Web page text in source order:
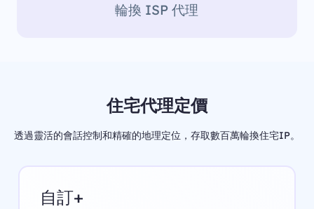
輪換 ISP 代理
住宅代理定價
透過靈活的會話控制和精確的地理定位，存取數百萬輪換住宅IP。
自訂+